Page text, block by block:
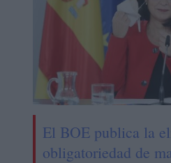
El BOE publica la
obligatoriedad de